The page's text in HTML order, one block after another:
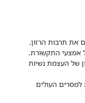
את תרבות הרזון.
אמצעי התקשורת.
של העצמת נשיות
למסרים העולים